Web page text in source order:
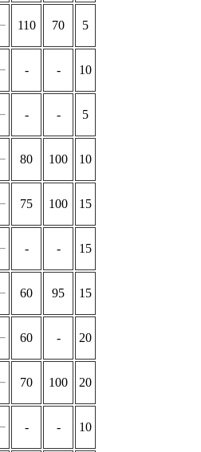
110 70 5
- - 10
- - 5
80 100 10
75 100 15
- - 15
60 95 15
60 - 20
70 100 20
- - 10